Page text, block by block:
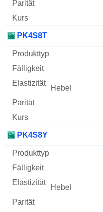
PK4S8T
PK4S8Y